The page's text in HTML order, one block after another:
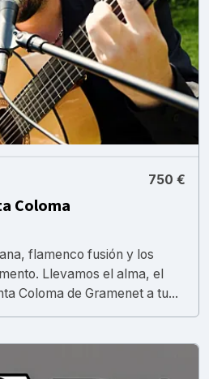
750 €
Coloma
flamenco fusión y los
Llevamos el alma, el
Coloma de Gramenet a tu...